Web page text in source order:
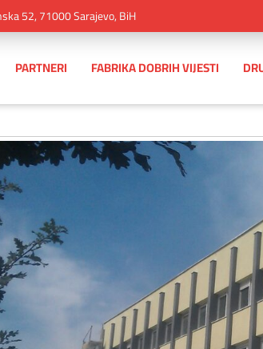
52, 71000 Sarajevo, BiH
PARTNERI FABRIKA DOBRIH VIJESTI